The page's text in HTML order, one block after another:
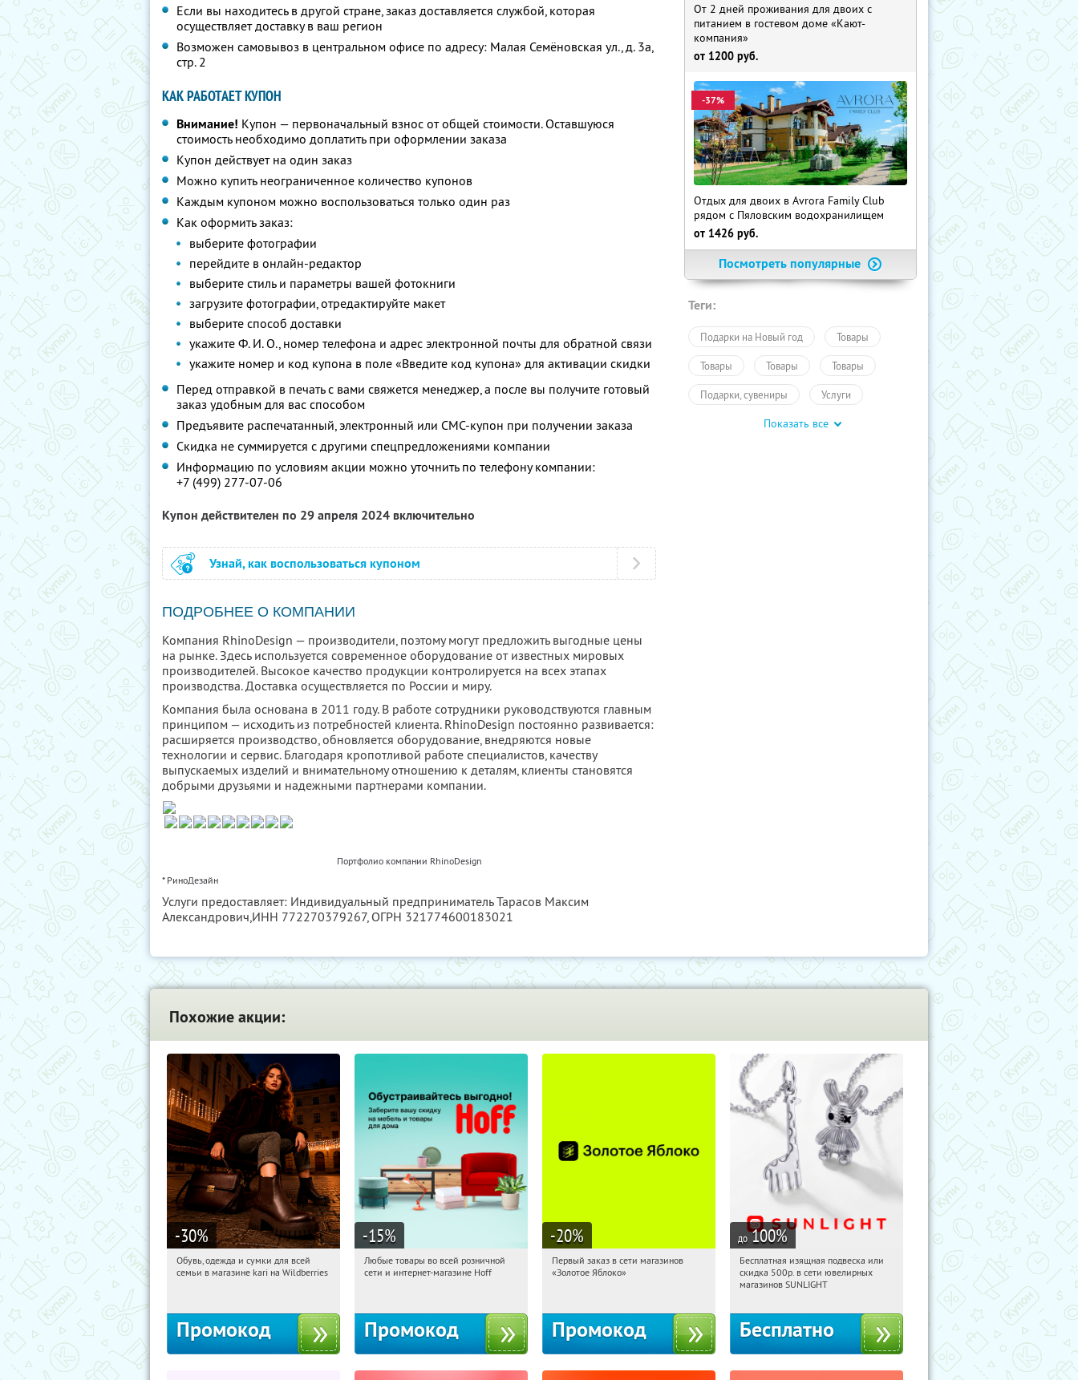
Если вы находитесь в другой стране, заказ доставляется службой, которая
осуществляет доставку в ваш регион
Возможен самовывоз в центральном офисе по адресу: Малая Семёновская ул., д. 3а,
стр. 2
КАК РАБОТАЕТ КУПОН
Внимание! Купон — первоначальный взнос от общей стоимости. Оставшуюся
стоимость необходимо доплатить при оформлении заказа
Купон действует на один заказ
Можно купить неограниченное количество купонов
Каждым купоном можно воспользоваться только один раз
Как оформить заказ:
выберите фотографии
перейдите в онлайн-редактор
выберите стиль и параметры вашей фотокниги
загрузите фотографии, отредактируйте макет
выберите способ доставки
укажите Ф. И. О.,номер телефона и адрес электронной почты для обратной связи
укажите номер и код купона в поле «Введите код купона» для активации скидки
Перед отправкой в печать с вами свяжется менеджер, а после вы получите готовый
заказ удобным для вас способом
Предъявите распечатанный, электронный или СМС-купон при получении заказа
Скидка не суммируется с другими спецпредложениями компании
Информацию по условиям акции можно уточнить по телефону компании:
+7 (499) 277-07-06
Купон действителен по 29 апреля 2024 включительно
Узнай, как воспользоваться купоном
ПОДРОБНЕЕ О КОМПАНИИ
Компания RhinoDesign — производители, поэтому могут предложить выгодные цены
на рынке. Здесь используется современное оборудование от известных мировых
производителей. Высокое качество продукции контролируется на всех этапах
производства. Доставка осуществляется по России и миру.
Компания была основана в 2011 году. В работе сотрудники руководствуются главным
принципом — исходить из потребностей клиента. RhinoDesign постоянно развивается:
расширяется производство, обновляется оборудование, внедряются новые
технологии и сервис. Благодаря кропотливой работе специалистов, качеству
выпускаемых изделий и внимательному отношению к деталям, клиенты становятся
добрыми друзьями и надежными партнерами компании.
Портфолио компании RhinoDesign
* РиноДезайн
Услуги предоставляет: Индивидуальный предприниматель Тарасов Максим
Александрович,ИНН 772270379267, ОГРН 321774600183021
От 2 дней проживания для двоих с
питанием в гостевом доме «Кают-
компания»
от 1200 руб.
-37%
Отдых для двоих в Avrora Family Club
рядом с Пяловским водохранилищем
от 1426 руб.
Посмотреть популярные
Теги:
Подарки на Новый год Товары
Товары Товары Товары
Подарки, сувениры Услуги
Показать все
Похожие акции:
-30%
20:02:16 Получили:
Обувь, одежда и сумки для всей
семьи в магазине kari на Wildberries
Промокод
-15%
20:02:16 Получили:
Любые товары во всей розничной
сети и интернет-магазине Hoff
Промокод
-20%
20:02:16
Получи первым!
Первый заказ в сети магазинов
«Золотое Яблоко»
Промокод
до 100%
20:02:16 Получили:
Россия
Бесплатная изящная подвеска или
скидка 500р. в сети ювелирных
магазинов SUNLIGHT
Бесплатно